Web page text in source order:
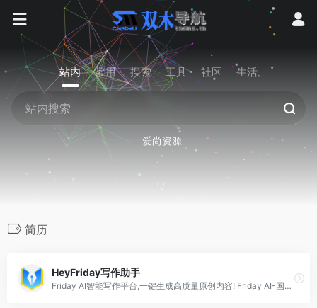
站内 常用 搜索 工具 社区 生活
爱尚资源
简历
HeyFriday写作助手
Friday AI智能写作平台,一键生成高质量原创内容! Friday AI-国内顶尖算法模型,AI自动生成原创文章,60+丰富写作模板,十大写作场景全覆盖,支持改写,续写,扩写,搜索引擎优化,全场景媒体运营神器!